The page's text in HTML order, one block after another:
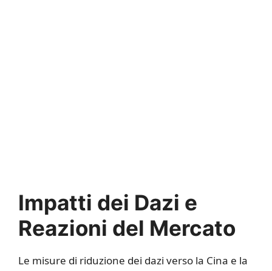
Impatti dei Dazi e
Reazioni del Mercato
Le misure di riduzione dei dazi verso la Cina e la